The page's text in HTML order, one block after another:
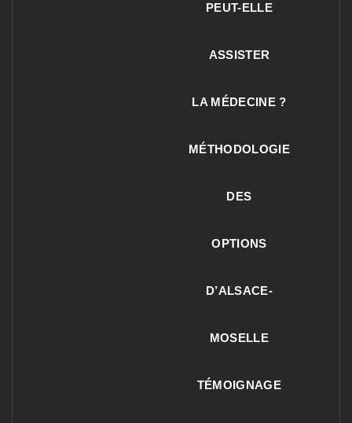
PEUT-ELLE
ASSISTER
LA MÉDECINE ?
MÉTHODOLOGIE
DES
OPTIONS
D’ALSACE-
MOSELLE
TÉMOIGNAGE